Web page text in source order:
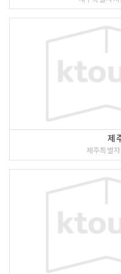
제
제주특별